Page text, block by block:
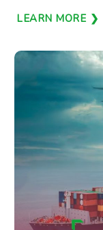
LEARN MORE